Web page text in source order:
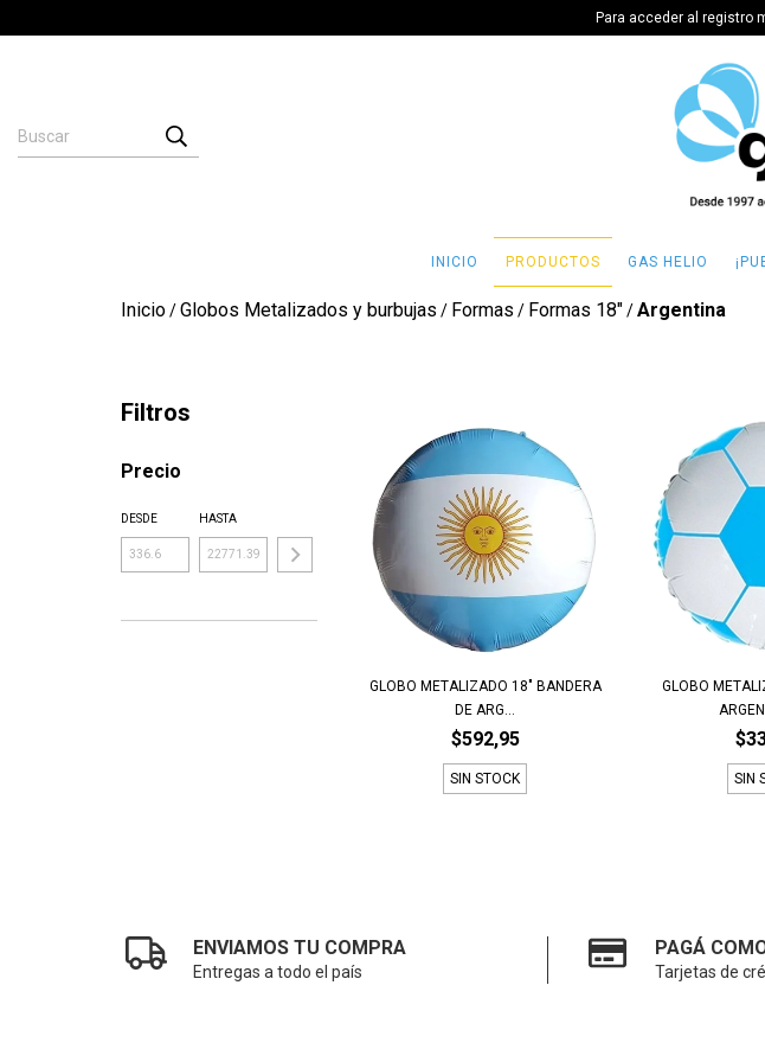
Para acceder al registro
INICIO PRODUCTOS GAS HELIO
Inicio/Globos Metalizados y burbujas / Formas / Formas 18"/Argentina
Filtros
Precio
DESDE HASTA
GLOBO METALIZADO 18" BANDERA
DE ARG...
$592,95
SIN STOCK
GLOBO
SIN
ENVIAMOS TU COMPRA
Entregas a todo el país
PAGÁ
Tarjetas de